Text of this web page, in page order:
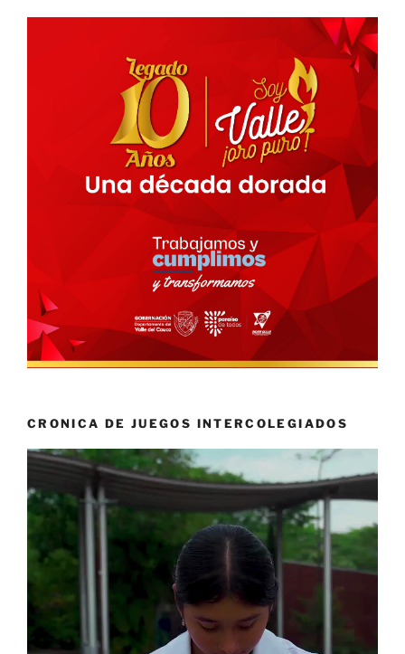
CRONICA DE JUEGOS INTERCOLEGIADOS
Reproductor
vídeo